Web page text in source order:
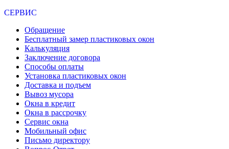
СЕРВИС
Обращение
Бесплатный замер пластиковых окон
Калькуляция
Заключение договора
Способы оплаты
Установка пластиковых окон
Доставка и подъем
Вывоз мусора
Окна в кредит
Окна в рассрочку
Сервис окна
Мобильный офис
Письмо директору